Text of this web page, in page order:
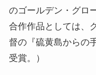
のゴールデン・グロ
合作作品としては、
督の『硫黄島からの
受賞。）